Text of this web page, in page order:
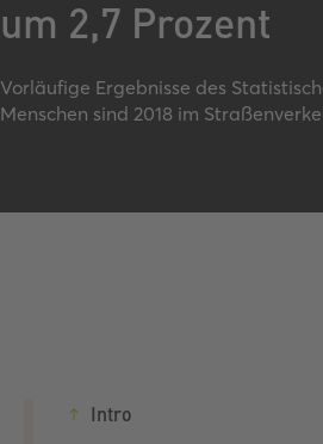
um 2,7 Prozent
Vorläufige Ergebnisse des
Menschen sind 2018 im
Intro